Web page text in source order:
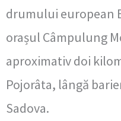
drumului european
orașul Câmpulung
aproximativ doi
Pojorâta, lângă
Sadova.